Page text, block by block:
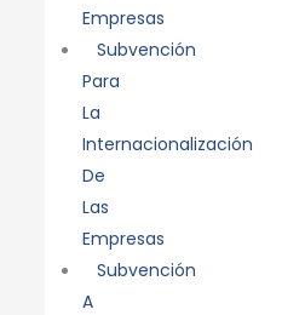
Empresas
Subvención
Para
La
Internacionalización
De
Las
Empresas
Subvención
A